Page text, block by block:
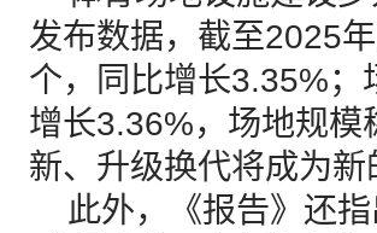
发布数据，截至2025
个，同比增长3.35%
增长3.36%，场地规模
新、升级换代将成为
此外，《报告》还指